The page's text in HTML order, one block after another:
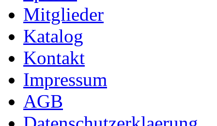
中文
magyar
türkçe
Startseite
News